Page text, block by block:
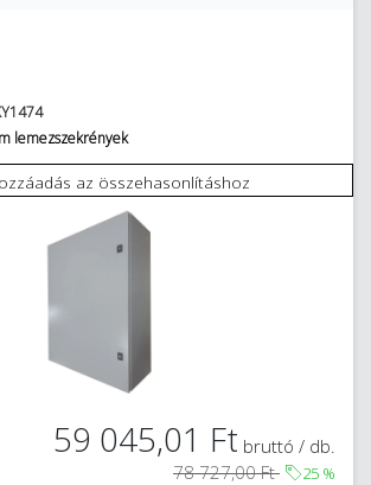
lemezszekrények
az összehasonlításhoz
59 045,01 Ft bruttó / db.
78 727,00 Ft
25 %